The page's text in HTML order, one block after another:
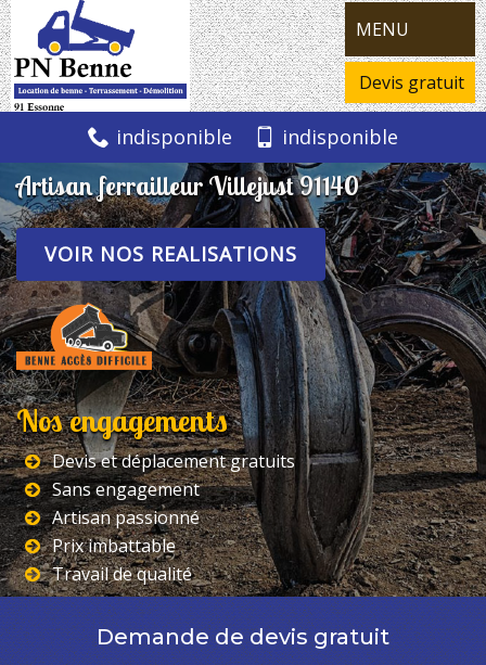
MENU
Devis gratuit
indisponible indisponible
Artisan ferrailleur Villejust 91140
VOIR NOS REALISATIONS
Nos engagements
Devis et déplacement gratuits
Sans engagement
Artisan passionné
Prix imbattable
Travail de qualité
Demande de devis gratuit